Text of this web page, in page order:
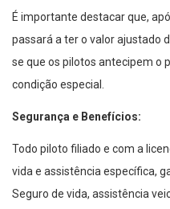
É importante destacar que,
passará a ter o valor ajustado
se que os pilotos antecipem o
condição especial.
Segurança e Benefícios:
Todo piloto filiado e com a
vida e assistência específica,
Seguro de vida, assistência